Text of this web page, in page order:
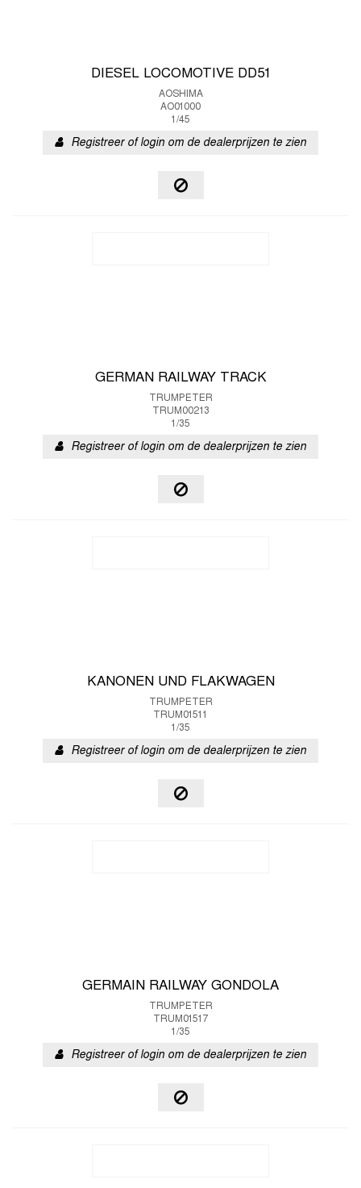
DIESEL LOCOMOTIVE DD51
AOSHIMA
AO01000
1/45
Registreer of login om de dealerprijzen te zien
GERMAN RAILWAY TRACK
TRUMPETER
TRUM00213
1/35
Registreer of login om de dealerprijzen te zien
KANONEN UND FLAKWAGEN
TRUMPETER
TRUM01511
1/35
Registreer of login om de dealerprijzen te zien
GERMAIN RAILWAY GONDOLA
TRUMPETER
TRUM01517
1/35
Registreer of login om de dealerprijzen te zien